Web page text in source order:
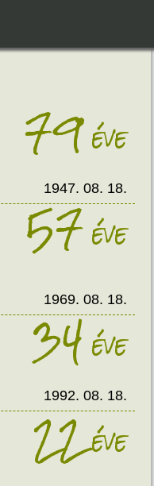
79éve
1947. 08. 18.
57éve
1969. 08. 18.
34éve
1992. 08. 18.
22éve